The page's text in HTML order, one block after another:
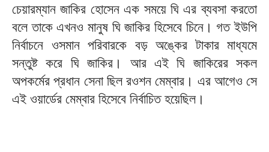
চেয়ারম্যান জাকির হোসেন এক সময়ে ঘি এর ব্যবসা করতো
বলে তাকে এখনও মানুষ ঘি জাকির হিসেবে চিনে। গত ইউপি
নির্বাচনে ওসমান পরিবারকে বড় অঙ্কের টাকার মাধ্যমে
সন্তুষ্ট করে ঘি জাকির। আর এই ঘি জাকিরের সকল
অপকর্মের প্রধান সেনা ছিল রওশন মেম্বার। এর আগেও সে
এই ওয়ার্ডের মেম্বার হিসেবে নির্বাচিত হয়েছিল।